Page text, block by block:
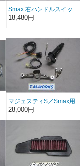
Smax 右ハンドルスイッ
チカプラーオンキット マ
ジェスティS用
18,480円
マジェスティS／Smax用
TMダイレクトコイルKIT
28,000円